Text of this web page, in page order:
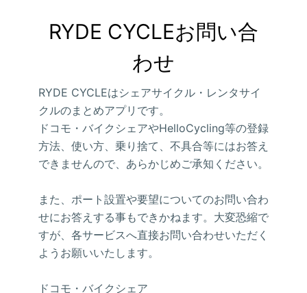
RYDE CYCLEお問い合
わせ
RYDE CYCLEはシェアサイクル・レンタサイ
クルのまとめアプリです。
ドコモ・バイクシェアやHelloCycling等の登録
方法、使い方、乗り捨て、不具合等にはお答え
できませんので、あらかじめご承知ください。
また、ポート設置や要望についてのお問い合わ
せにお答えする事もできかねます。大変恐縮で
すが、各サービスへ直接お問い合わせいただく
ようお願いいたします。
ドコモ・バイクシェア